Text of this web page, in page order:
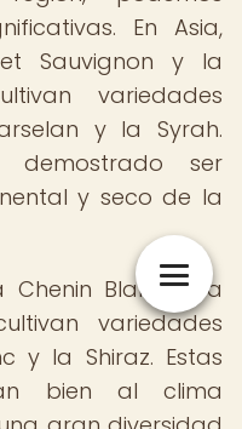
En Asia,
Sauvignon y la
variedades
y la Syrah.
demostrado ser
y seco de la
Chenin Blanc y la
variedades
y la Shiraz. Estas
bien al clima